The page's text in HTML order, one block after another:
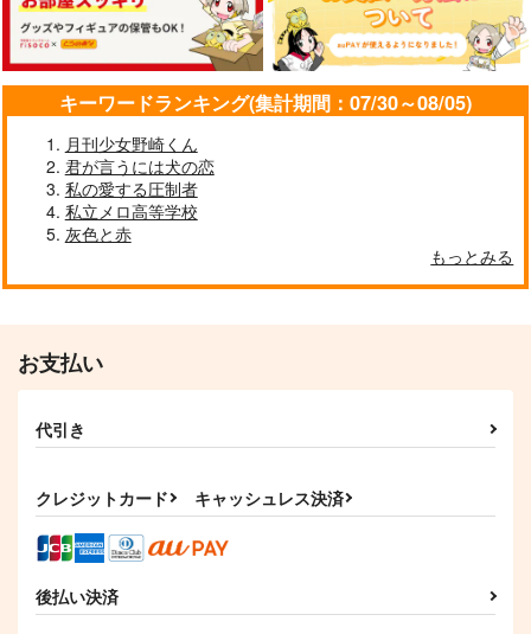
944円（税込）
五条悟
サンプル
作品詳細
GAMMAEDGE
1,572円（税込）
五条悟×夏油傑
サンプル
787円（税込）
五条悟×夏油傑
サンプル
hybkt
2,357円（税込）
五条悟
サンプル
hybkt
315 円
五条悟
サンプル
渦
サンプル
キーワードランキング(集計期間：07/30～08/05)
月刊少女野崎くん
君が言うには犬の恋
私の愛する圧制者
私立メロ高等学校
灰色と赤
もっとみる
お支払い
代引き
クレジットカード キャッシュレス決済
後払い決済